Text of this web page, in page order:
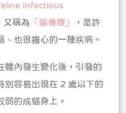
Infectious
又稱為 「貓傳腹」
，是許
、也很擔心的一種疾病。
體內發生變化後，引發的
別容易出現在 2 歲以下的
弱的成貓身上。